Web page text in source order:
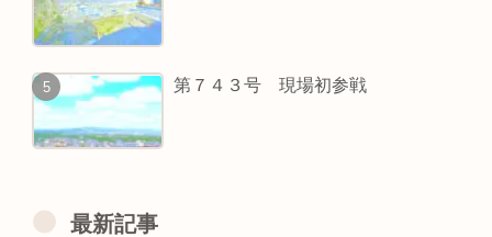
第７４３号 現場初参戦
最新記事